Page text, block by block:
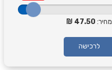
מחיר: 47.50
לרכישה